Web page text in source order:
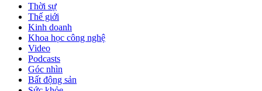
Thời sự
Thế giới
Kinh doanh
Khoa học công nghệ
Video
Podcasts
Góc nhìn
Bất động sản